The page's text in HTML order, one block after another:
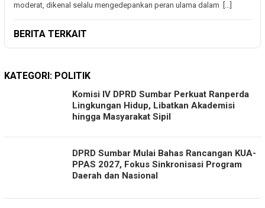
moderat, dikenal selalu mengedepankan peran ulama dalam […]
BERITA TERKAIT
KATEGORI: POLITIK
Komisi IV DPRD Sumbar Perkuat Ranperda
Lingkungan Hidup, Libatkan Akademisi
hingga Masyarakat Sipil
DPRD Sumbar Mulai Bahas Rancangan KUA-
PPAS 2027, Fokus Sinkronisasi Program
Daerah dan Nasional